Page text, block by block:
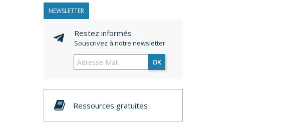
NEWSLETTER
Restez informés
Souscrivez à notre newsletter
OK
Ressources gratuites